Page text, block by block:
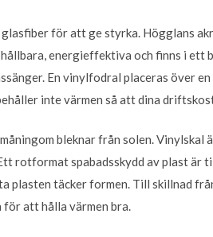
för att ge styrka. Högglans
energieffektiva och finns i ett
En vinylfodral placeras över
inte värmen så att dina
bleknar från solen. Vinylskal
rotformat spabadsskydd av plast är
plasten täcker formen. Till skillnad
för att hålla värmen bra.